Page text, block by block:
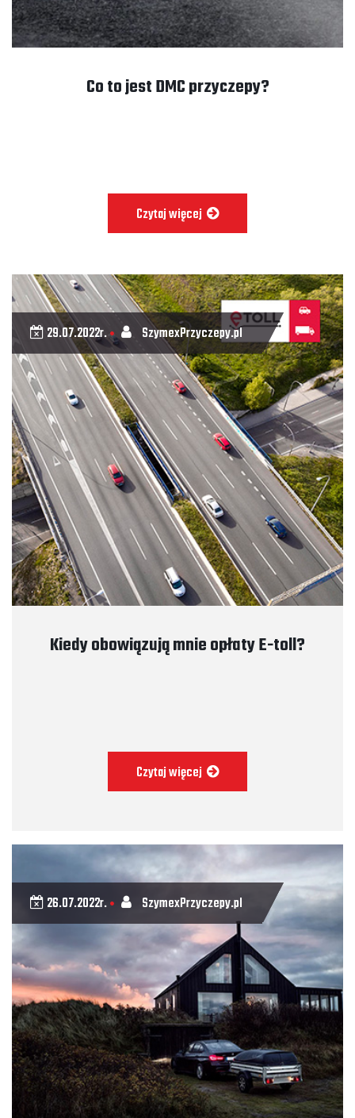
Co to jest DMC przyczepy?
Czytaj więcej
29.07.2022r.• SzymexPrzyczepy.pl
Kiedy obowiązują mnie opłaty E-toll?
Czytaj więcej
26.07.2022r.• SzymexPrzyczepy.pl